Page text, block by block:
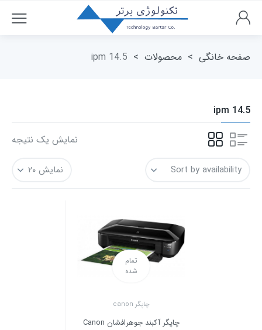
صفحه خانگی > محصولات >
14.5 ipm
14.5 ipm
نمایش یک نتیجه
تمام
شده
چاپگر canon
چاپگر آکبند جوهرافشان Canon